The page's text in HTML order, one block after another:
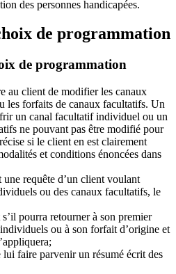
des personnes handicapées.
de programmation
de programmation
au client de modifier les canaux
les forfaits de canaux facultatifs. Un
un canal facultatif individuel ou un
ne pouvant pas être modifié pour
si le client en est clairement
et conditions énoncées dans
requête d’un client voulant
ou des canaux facultatifs, le
pourra retourner à son premier
ou à son forfait d’origine et
faire parvenir un résumé écrit des